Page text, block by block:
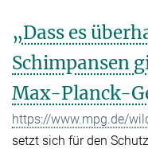
„Dass es
Schimpansen
Max-Planck-
https://www.mpg.de/
setzt sich für den